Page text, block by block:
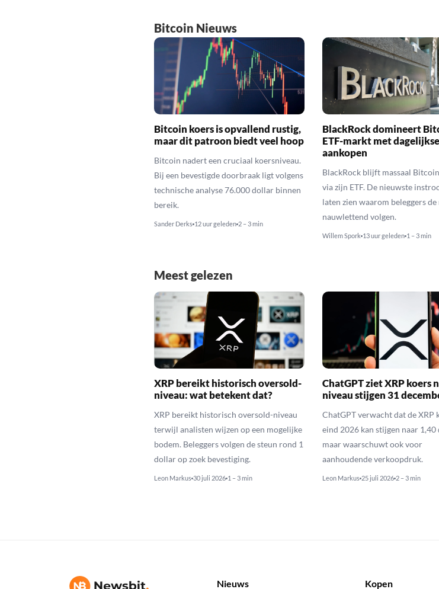
Bitcoin Nieuws
Bitcoin koers is opvallend rustig,
maar dit patroon biedt veel hoop
Bitcoin nadert een cruciaal koersniveau.
Bij een bevestigde doorbraak ligt volgens
technische analyse 76.000 dollar binnen
bereik.
Sander Derks 12 uur geleden 2 – 3 min
BlackRock domineert
ETF-markt met dagelijkse
aankopen
BlackRock blijft massaal
via zijn ETF. De nieuwste
laten zien waarom beleggers
nauwlettend volgen.
Willem Spork 13 uur geleden 1 – 3 min
Meest gelezen
XRP bereikt historisch oversold-
niveau: wat betekent dat?
XRP bereikt historisch oversold-niveau
terwijl analisten wijzen op een mogelijke
bodem. Beleggers volgen de steun rond 1
dollar op zoek bevestiging.
Leon Markus 30 juli 2026 1 – 3 min
ChatGPT ziet XRP koers
niveau stijgen 31
ChatGPT verwacht dat de XRP
eind 2026 kan stijgen naar 1,40
maar waarschuwt ook voor
aanhoudende verkoopdruk.
Leon Markus 25 juli 2026 2 – 3 min
Nieuws Kopen